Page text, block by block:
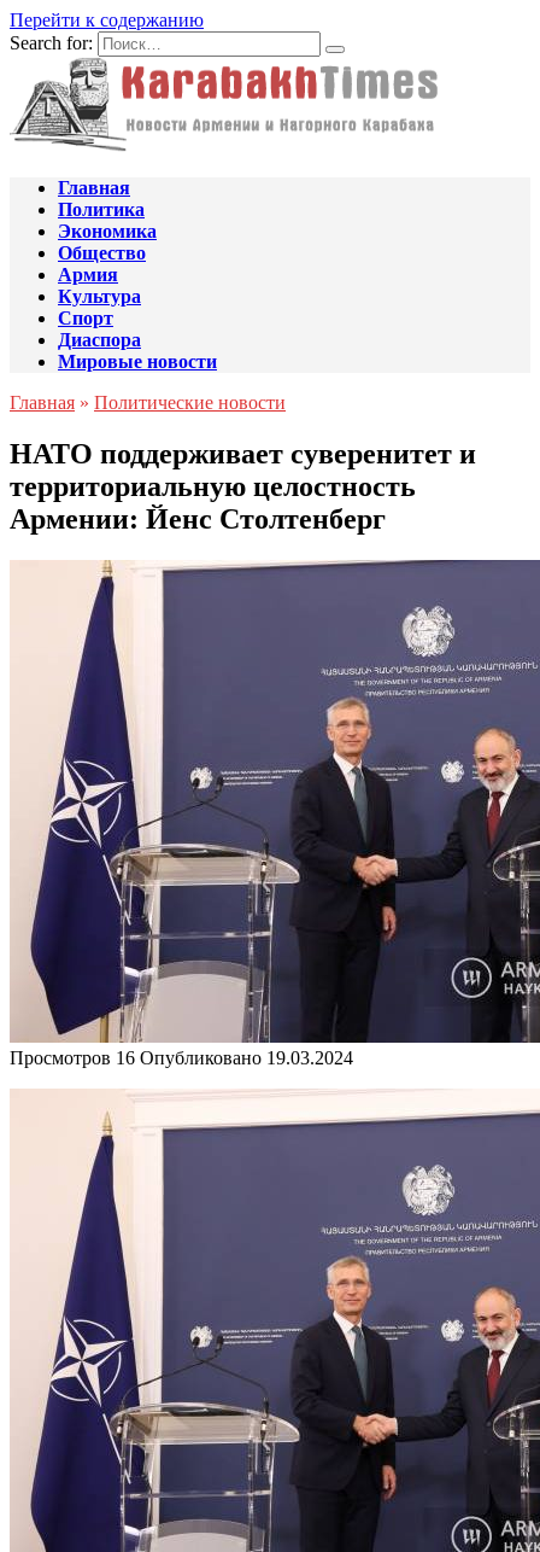
Перейти к содержанию
Search for:
Главная
Политика
Экономика
Общество
Армия
Культура
Спорт
Диаспора
Мировые новости
Главная » Политические новости
НАТО поддерживает суверенитет и
территориальную целостность
Армении: Йенс Столтенберг
Просмотров 16 Опубликовано 19.03.2024